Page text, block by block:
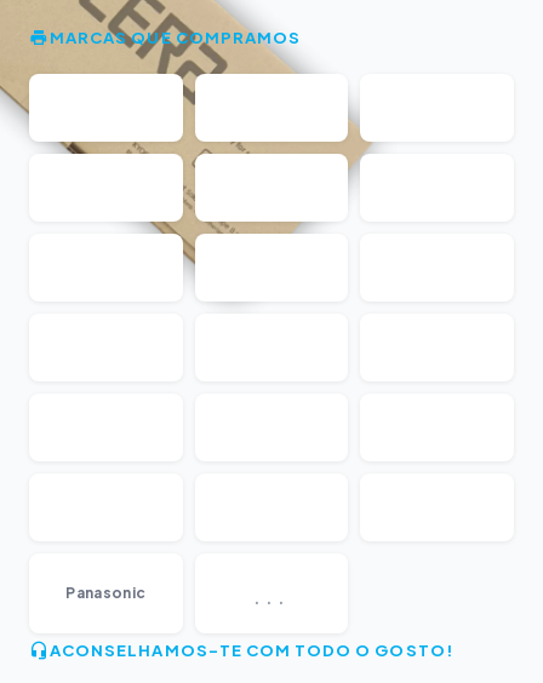
MARCAS QUE COMPRAMOS
Panasonic ...
ACONSELHAMOS-TE COM TODO O GOSTO!